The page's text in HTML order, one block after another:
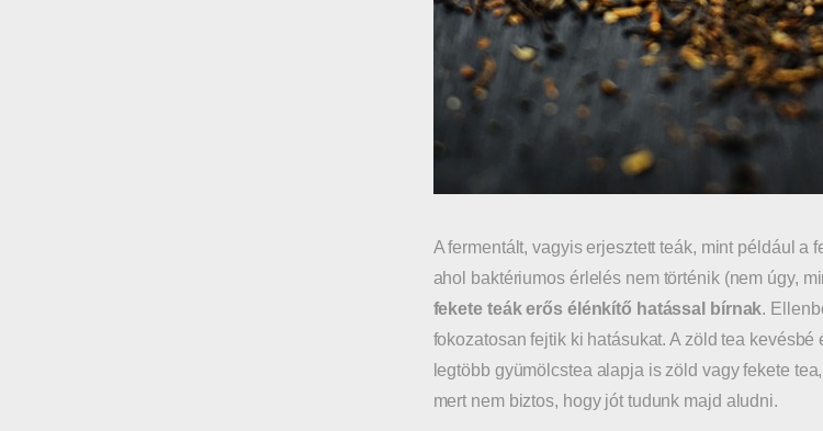
A fermentált, vagyis erjesztett teák, mint például a
ahol baktériumos érlelés nem történik (nem úgy,
fekete teák erős élénkítő hatással bírnak.
fokozatosan fejtik ki hatásukat. A zöld tea
legtöbb gyümölcstea alapja is zöld vagy fekete
mert nem biztos, hogy jót tudunk majd aludni.